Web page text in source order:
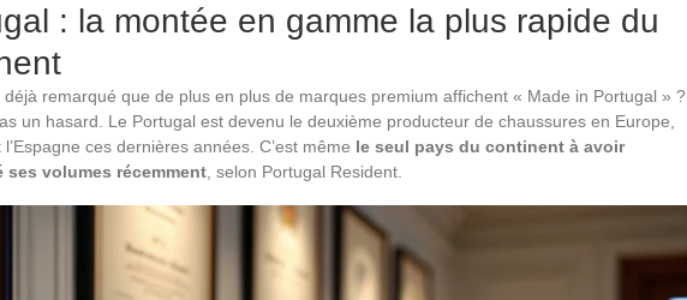
: la montée en gamme la plus rapide du
déjà remarqué que de plus en plus de marques premium affichent « Made in Portugal » ?
un hasard. Le Portugal est devenu le deuxième producteur de chaussures en Europe,
ces dernières années. C’est même le seul pays du continent à avoir
ses volumes récemment , selon Portugal Resident.